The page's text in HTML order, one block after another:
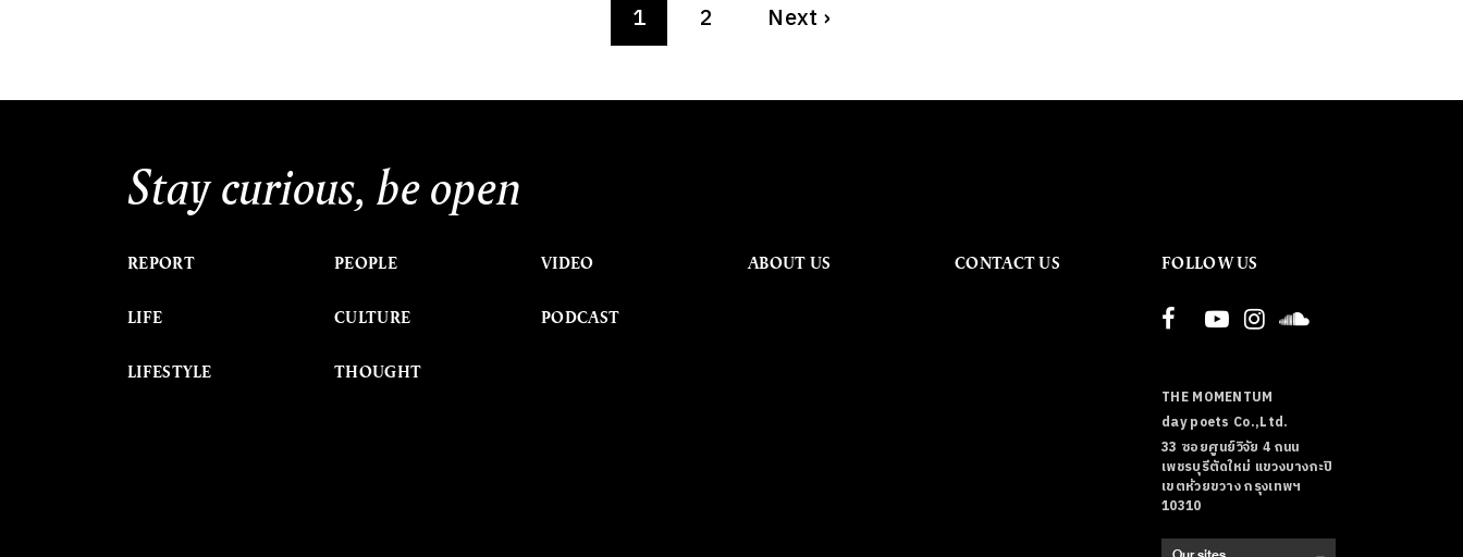
1 2 Next ›
Stay curious, be open
REPORT
LIFE
LIFESTYLE
PEOPLE
CULTURE
THOUGHT
VIDEO
PODCAST
ABOUT US CONTACT US FOLLOW US
THE MOMENTUM
day poets Co.,Ltd.
33 ซอยศูนย์วิจัย 4 ถนน
เพชรบุรีตัดใหม่ แขวงบางกะปิ
เขตห้วยขวาง กรุงเทพฯ
10310